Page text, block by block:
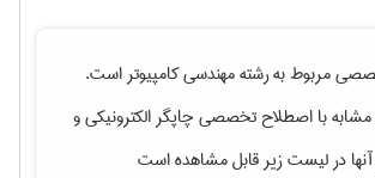
مربوط به رشتهمهندسی كامپيوتراست.
مشابه با اصطلاح تخصصیچاپگر الکترونیکیو
در لیست زیر قابل مشاهده است